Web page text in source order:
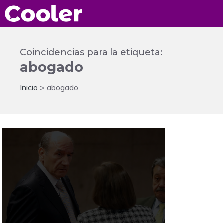
Saltar
al
Coincidencias para la etiqueta:
abogado
Inicio > abogado